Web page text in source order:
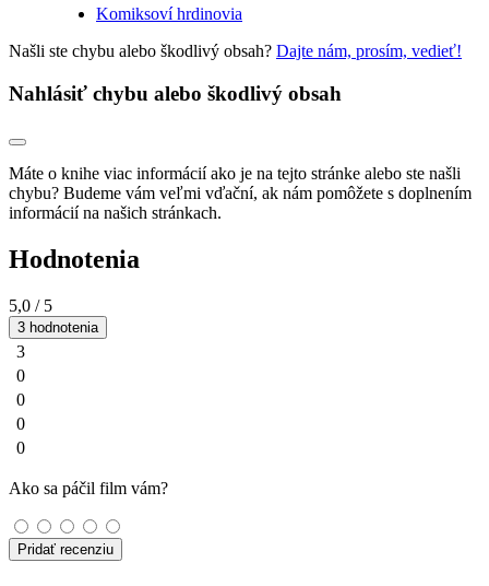
Komiksoví hrdinovia
Našli ste chybu alebo škodlivý obsah? Dajte nám, prosím, vedieť!
Nahlásiť chybu alebo škodlivý obsah
Máte o knihe viac informácií ako je na tejto stránke alebo ste našli
chybu? Budeme vám veľmi vďační, ak nám pomôžete s doplnením
informácií na našich stránkach.
Hodnotenia
5,0 / 5
3 hodnotenia
3
0
0
0
0
Ako sa páčil film vám?
Pridať recenziu